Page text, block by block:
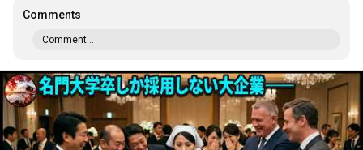
Comments
Comment...